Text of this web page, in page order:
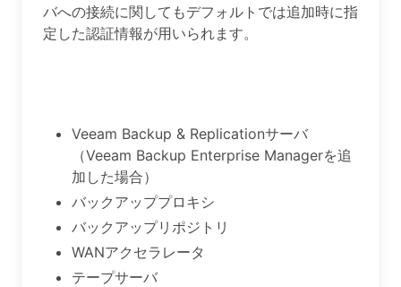
バへの接続に関してもデフォルトでは追加時に指
定した認証情報が用いられます。
Veeam Backup & Replicationサーバ
（Veeam Backup Enterprise Managerを追
加した場合）
バックアッププロキシ
バックアップリポジトリ
WANアクセラレータ
テープサーバ